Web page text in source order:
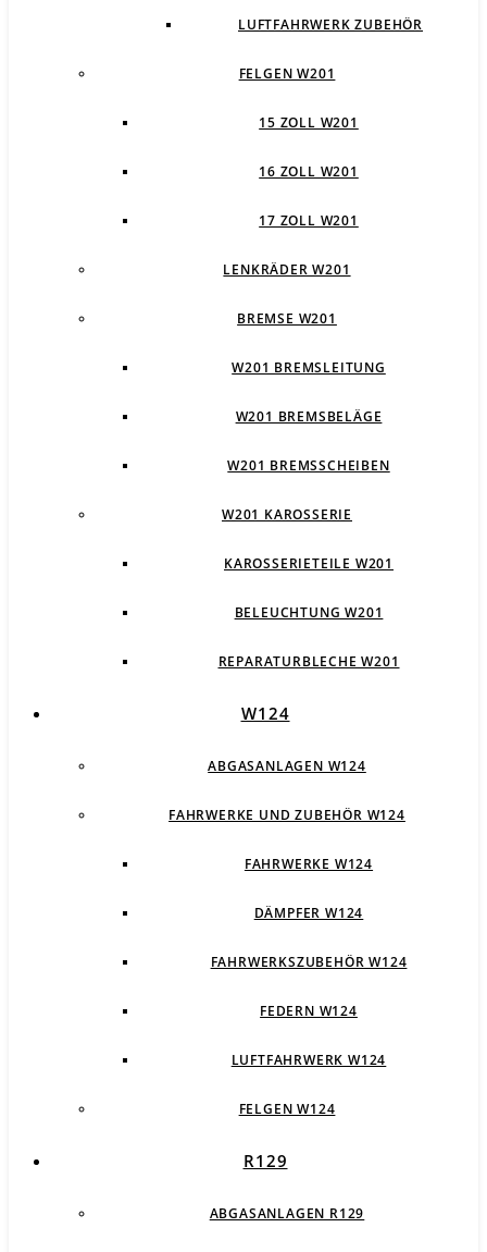
LUFTFAHRWERK ZUBEHÖR
FELGEN W201
15 ZOLL W201
16 ZOLL W201
17 ZOLL W201
LENKRÄDER W201
BREMSE W201
W201 BREMSLEITUNG
W201 BREMSBELÄGE
W201 BREMSSCHEIBEN
W201 KAROSSERIE
KAROSSERIETEILE W201
BELEUCHTUNG W201
REPARATURBLECHE W201
W124
ABGASANLAGEN W124
FAHRWERKE UND ZUBEHÖR W124
FAHRWERKE W124
DÄMPFER W124
FAHRWERKSZUBEHÖR W124
FEDERN W124
LUFTFAHRWERK W124
FELGEN W124
R129
ABGASANLAGEN R129